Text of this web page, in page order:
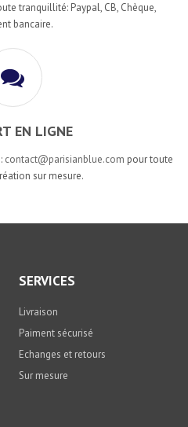
tranquillité: Paypal, CB, Chèque,
bancaire.
EN LIGNE
contact@parisianblue.com pour toute
sur mesure.
SERVICES
Livraison
Paiment sécurisé
Echanges et retours
Sur mesure